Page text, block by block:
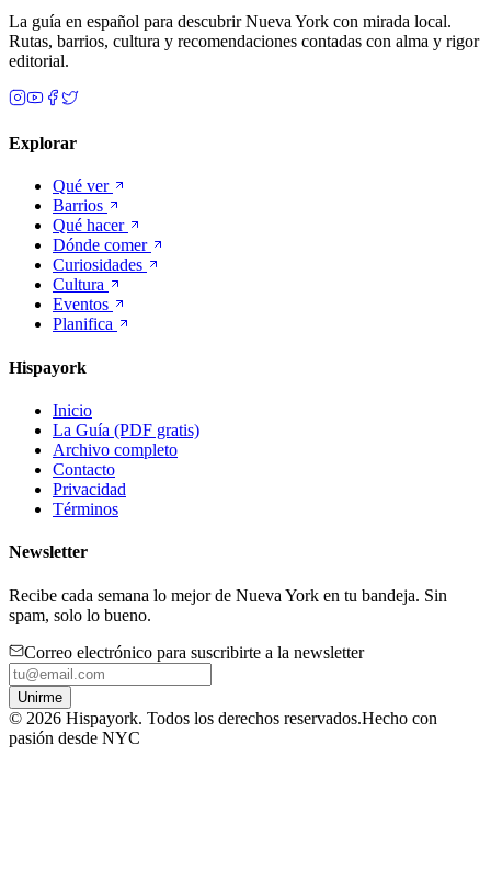
La guía en español para descubrir Nueva York con mirada local.
Rutas, barrios, cultura y recomendaciones contadas con alma y rigor
editorial.
Explorar
Qué ver
Barrios
Qué hacer
Dónde comer
Curiosidades
Cultura
Eventos
Planifica
Hispayork
Inicio
La Guía (PDF gratis)
Archivo completo
Contacto
Privacidad
Términos
Newsletter
Recibe cada semana lo mejor de Nueva York en tu bandeja. Sin
spam, solo lo bueno.
Correo electrónico para suscribirte a la newsletter
Unirme
© 2026 Hispayork. Todos los derechos reservados.Hecho con
pasión desde NYC